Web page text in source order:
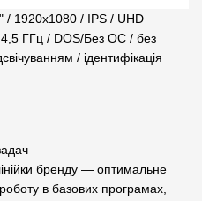
/ 1920x1080 / IPS / UHD
ГГц / DOS/Без ОС / без
/ ідентифікація
бренду — оптимальне
в базових програмах,